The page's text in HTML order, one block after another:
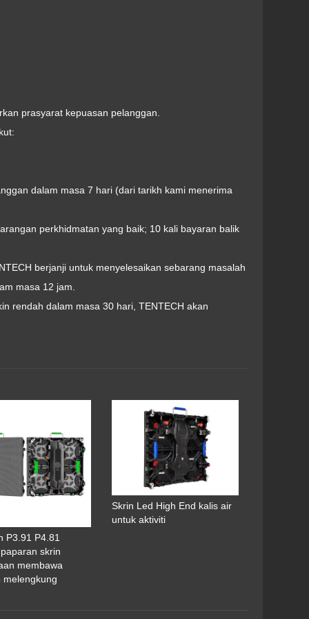
prasyarat kepuasan pelanggan.
dalam masa 7 hari (dari tarikh kami menerima
perkhidmatan yang baik; 10 kali bayaran balik
berjanji untuk menyelesaikan sebarang masalah
masa 12 jam.
rendah dalam masa 30 hari, TENTECH akan
P3.91 P4.81
skrin
membawa
melengkung
Skrin Led High End kalis air
untuk aktiviti